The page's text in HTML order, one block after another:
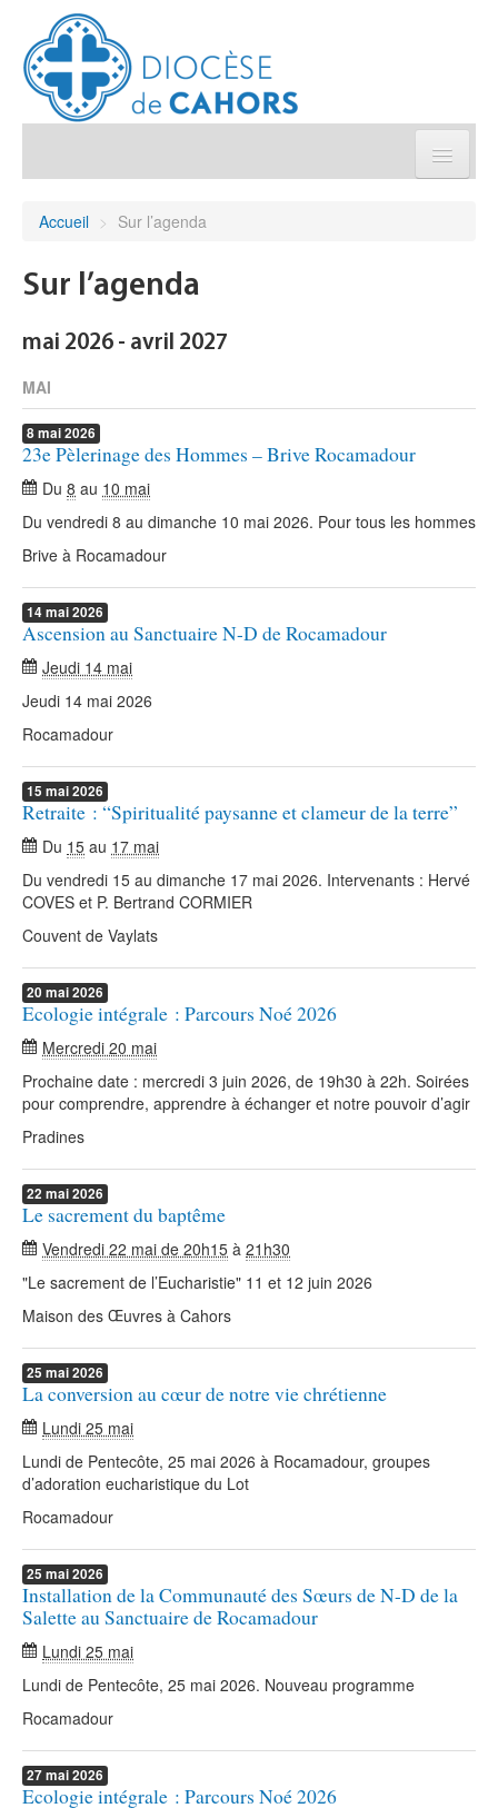
Agenda diocésain
Je donne
Annuaire/Contact
Accueil > Sur l’agenda
Sur l’agenda
mai 2026 - avril 2027
MAI
8mai2026
23e Pèlerinage des Hommes – Brive Rocamadour
Du 8 au 10 mai
Du vendredi 8 au dimanche 10 mai 2026. Pour tous les hommes
Brive à Rocamadour
14mai2026
Ascension au Sanctuaire N-D de Rocamadour
Jeudi 14 mai
Jeudi 14 mai 2026
Rocamadour
15 mai2026
Retraite : “Spiritualité paysanne et clameur de la terre”
Du 15 au 17 mai
Du vendredi 15 au dimanche 17 mai 2026. Intervenants : Hervé
COVES et P. Bertrand CORMIER
Couvent de Vaylats
20 mai2026
Ecologie intégrale : Parcours Noé 2026
Mercredi 20 mai
Prochaine date : mercredi 3 juin 2026, de 19h30 à 22h. Soirées
pour comprendre, apprendre à échanger et notre pouvoir d’agir
Pradines
22 mai2026
Le sacrement du baptême
Vendredi 22 mai de 20h15 à 21h30
"Le sacrement de l’Eucharistie" 11 et 12 juin 2026
Maison des Œuvres à Cahors
25 mai2026
La conversion au cœur de notre vie chrétienne
Lundi 25 mai
Lundi de Pentecôte, 25 mai 2026 à Rocamadour, groupes
d’adoration eucharistique du Lot
Rocamadour
25 mai2026
Installation de la Communauté des Sœurs de N-D de la
Salette au Sanctuaire de Rocamadour
Lundi 25 mai
Lundi de Pentecôte, 25 mai 2026. Nouveau programme
Rocamadour
27mai2026
Ecologie intégrale : Parcours Noé 2026